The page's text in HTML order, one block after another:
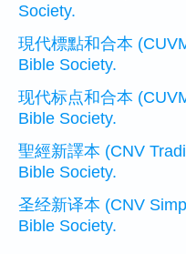
Society.
現代標點和合本
Bible Society.
现代标点和合本
Bible Society.
聖經新譯本 (CNV
Bible Society.
圣经新译本 (CNV
Bible Society.